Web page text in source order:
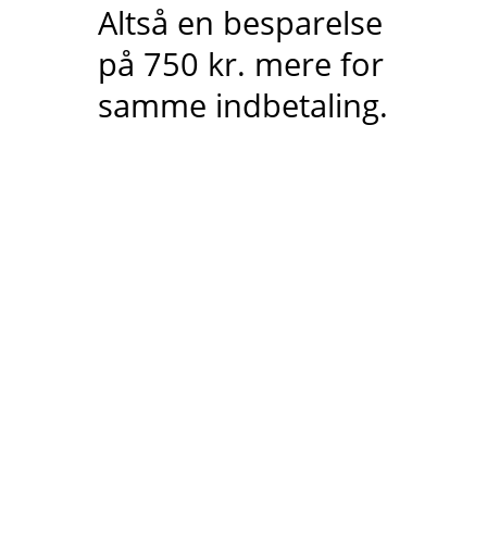
Altså en besparelse
på 750 kr. mere for
samme indbetaling.